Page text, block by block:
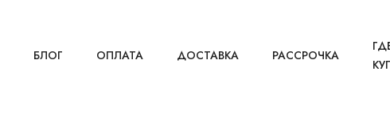
БЛОГ ОПЛАТА ДОСТАВКА РАССРОЧКА